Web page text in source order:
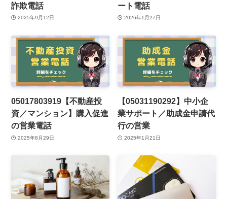
詐欺電話
2025年9月12日
ート電話
2026年1月27日
05017803919【不動産投
資／マンション】購入促進
の営業電話
2025年8月29日
【05031190292】中小企
業サポート／助成金申請代
行の営業
2025年1月21日